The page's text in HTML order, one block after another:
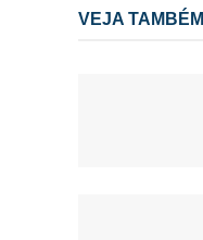
VEJA TAMBÉM